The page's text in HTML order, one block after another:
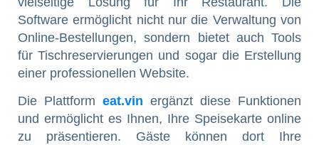
Software ermöglicht nicht nur die Verwaltung von
Online-Bestellungen, sondern bietet auch Tools
für Tischreservierungen und sogar die Erstellung
einer professionellen Website.
Die Plattform eat.vin ergänzt diese Funktionen
und ermöglicht es Ihnen, Ihre Speisekarte online
zu präsentieren. Gäste können dort Ihre